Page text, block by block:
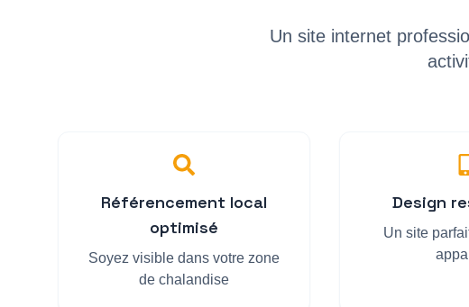
Un site internet
Référencement local
optimisé
Soyez visible dans votre zone
de chalandise
Design
Un site